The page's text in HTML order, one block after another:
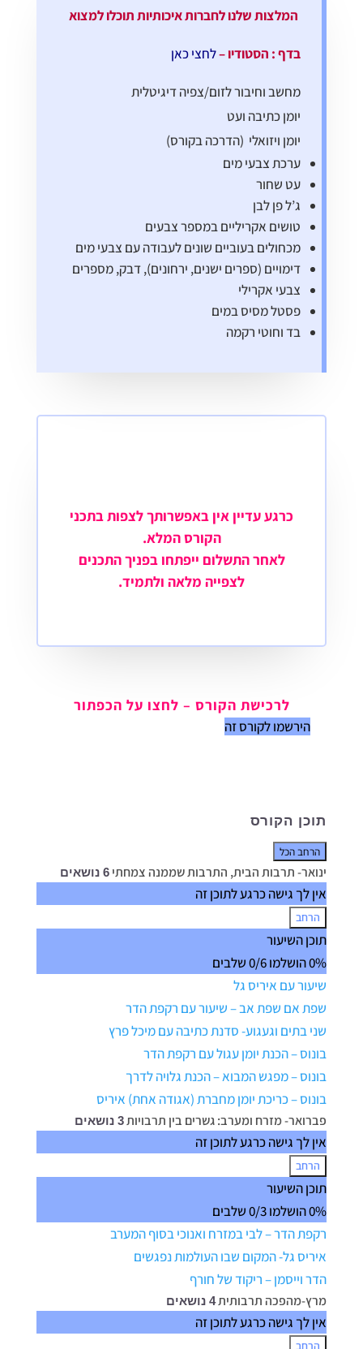
המלצות שלנו לחברות איכותיות תוכלו למצוא
בדף : הסטודיו –לחצי כאן
מחשב וחיבור לזום/צפיה דיגיטלית
יומן כתיבה ועט
יומן ויזואלי (הדרכה בקורס)
ערכת צבעי מים
עט שחור
ג’ל פן לבן
טושים אקריליים במספר צבעים
מכחולים בעוביים שונים לעבודה עם צבעי מים
דימויים (ספרים ישנים, ירחונים), דבק, מספרים
צבעי אקרילי
פסטל מסיס במים
בד וחוטי רקמה
כרגע עדיין אין באפשרותך לצפות בתכני
הקורס המלא.
לאחר התשלום ייפתחו בפניך התכנים
לצפייה מלאה ולתמיד.
לרכישת הקורס – לחצו על הכפתור
הירשמו לקורס זה
תוכן הקורס
הרחב הכל
שיעורים
ינואר- תרבות הבית, התרבות שממנה צמחתי 6 נושאים
אין לך גישה כרגע לתוכן זה
הרחב
ינואר-
תרבות
הבית,
התרבות
שממנה
צמחתי
תוכן השיעור
0% הושלמו
0/6 שלבים
שיעור עם איריס גל
שפת אם שפת אב – שיעור עם רקפת הדר
שני בתים וגעגוע- סדנת כתיבה עם מיכל פרץ
בונוס – הכנת יומן עגול עם רקפת הדר
בונוס – מפגש המבוא – הכנת גלויה לדרך
בונוס – כריכת יומן מחברת (אגודה אחת) איריס
פברואר- מזרח ומערב: גשרים בין תרבויות3 נושאים
אין לך גישה כרגע לתוכן זה
הרחב
פברואר-
מזרח
ומערב:
גשרים
בין
תרבויות
תוכן השיעור
0% הושלמו
0/3 שלבים
רקפת הדר – לבי במזרח ואנוכי בסוף המערב
איריס גל- המקום שבו העולמות נפגשים
הדר וייסמן – ריקוד של חורף
מרץ-מהפכה תרבותית4 נושאים
אין לך גישה כרגע לתוכן זה
הרחב